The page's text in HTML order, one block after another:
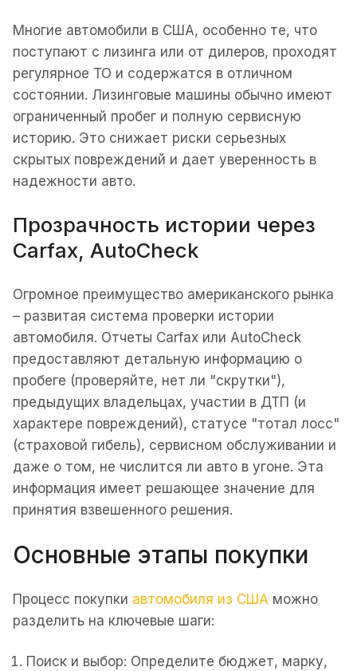
Многие автомобили в США, особенно те, что
поступают с лизинга или от дилеров, проходят
регулярное ТО и содержатся в отличном
состоянии. Лизинговые машины обычно имеют
ограниченный пробег и полную сервисную
историю. Это снижает риски серьезных
скрытых повреждений и дает уверенность в
надежности авто.
Прозрачность истории через
Carfax, AutoCheck
Огромное преимущество американского рынка
– развитая система проверки истории
автомобиля. Отчеты Carfax или AutoCheck
предоставляют детальную информацию о
пробеге (проверяйте, нет ли "скрутки"),
предыдущих владельцах, участии в ДТП (и
характере повреждений), статусе "тотал лосс"
(страховой гибель), сервисном обслуживании и
даже о том, не числится ли авто в угоне. Эта
информация имеет решающее значение для
принятия взвешенного решения.
Основные этапы покупки
Процесс покупки автомобиля из США можно
разделить на ключевые шаги:
Поиск и выбор: Определите бюджет, марку,